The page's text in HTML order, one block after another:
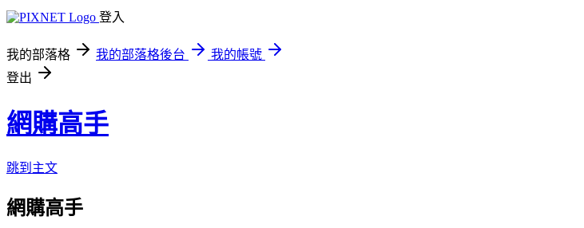
登入
我的部落格 我的部落格後台
我的帳號
登出
網購高手
跳到主文
網購高手